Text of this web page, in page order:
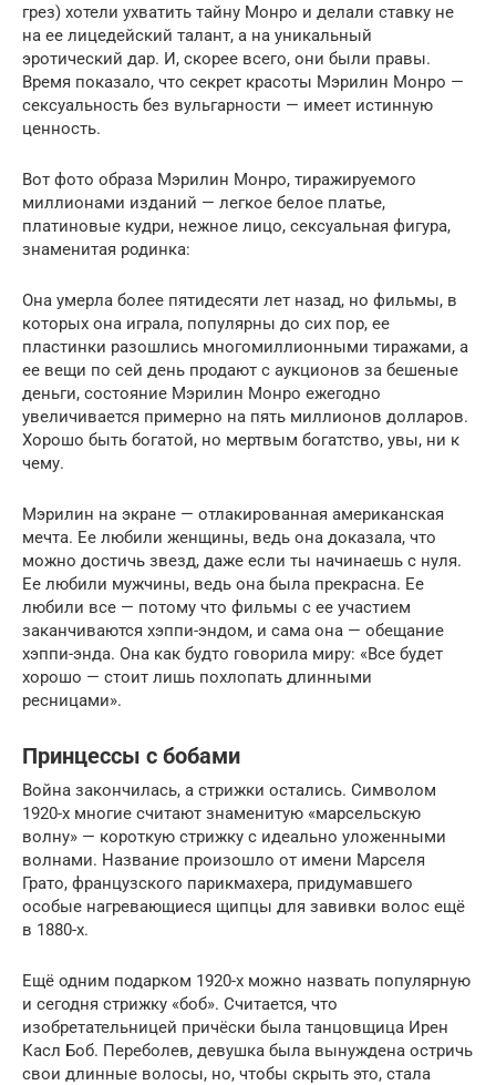
грез) хотели ухватить тайну Монро и делали ставку не
на ее лицедейский талант, а на уникальный
эротический дар. И, скорее всего, они были правы.
Время показало, что секрет красоты Мэрилин Монро —
сексуальность без вульгарности — имеет истинную
ценность.
Вот фото образа Мэрилин Монро, тиражируемого
миллионами изданий — легкое белое платье,
платиновые кудри, нежное лицо, сексуальная фигура,
знаменитая родинка:
Она умерла более пятидесяти лет назад, но фильмы, в
которых она играла, популярны до сих пор, ее
пластинки разошлись многомиллионными тиражами, а
ее вещи по сей день продают с аукционов за бешеные
деньги, состояние Мэрилин Монро ежегодно
увеличивается примерно на пять миллионов долларов.
Хорошо быть богатой, но мертвым богатство, увы, ни к
чему.
Мэрилин на экране — отлакированная американская
мечта. Ее любили женщины, ведь она доказала, что
можно достичь звезд, даже если ты начинаешь с нуля.
Ее любили мужчины, ведь она была прекрасна. Ее
любили все — потому что фильмы с ее участием
заканчиваются хэппи-эндом, и сама она — обещание
хэппи-энда. Она как будто говорила миру: «Все будет
хорошо — стоит лишь похлопать длинными
ресницами».
Принцессы с бобами
Война закончилась, а стрижки остались. Символом
1920-х многие считают знаменитую «марсельскую
волну» — короткую стрижку с идеально уложенными
волнами. Название произошло от имени Марселя
Грато, французского парикмахера, придумавшего
особые нагревающиеся щипцы для завивки волос ещё
в 1880-х.
Ещё одним подарком 1920-х можно назвать популярную
и сегодня стрижку «боб». Считается, что
изобретательницей причёски была танцовщица Ирен
Касл Боб. Переболев, девушка была вынуждена остричь
свои длинные волосы, но, чтобы скрыть это, стала